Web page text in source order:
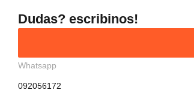
Dudas? escribinos!
Whatsapp
092056172